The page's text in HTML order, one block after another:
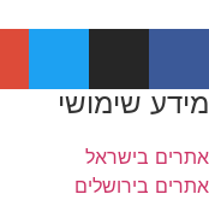
מידע שימושי
אתרים בישראל
אתרים בירושלים